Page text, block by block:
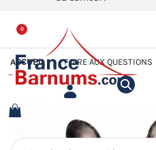
0
ACCUEIL FOIRE AUX QUESTIONS